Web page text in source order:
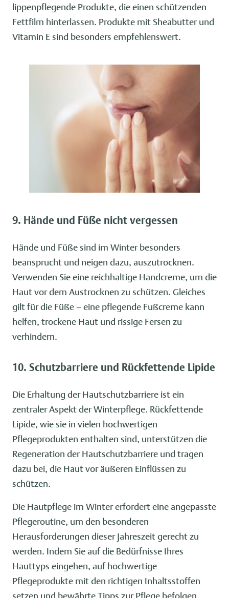
lippenpflegende Produkte, die einen schützenden
Fettfilm hinterlassen. Produkte mit Sheabutter und
Vitamin E sind besonders empfehlenswert.
9. Hände und Füße nicht vergessen
Hände und Füße sind im Winter besonders
beansprucht und neigen dazu, auszutrocknen.
Verwenden Sie eine reichhaltige Handcreme, um die
Haut vor dem Austrocknen zu schützen. Gleiches
gilt für die Füße – eine pflegende Fußcreme kann
helfen, trockene Haut und rissige Fersen zu
verhindern.
10. Schutzbarriere und Rückfettende Lipide
Die Erhaltung der Hautschutzbarriere ist ein
zentraler Aspekt der Winterpflege. Rückfettende
Lipide, wie sie in vielen hochwertigen
Pflegeprodukten enthalten sind, unterstützen die
Regeneration der Hautschutzbarriere und tragen
dazu bei, die Haut vor äußeren Einflüssen zu
schützen.
Die Hautpflege im Winter erfordert eine angepasste
Pflegeroutine, um den besonderen
Herausforderungen dieser Jahreszeit gerecht zu
werden. Indem Sie auf die Bedürfnisse Ihres
Hauttyps eingehen, auf hochwertige
Pflegeprodukte mit den richtigen Inhaltsstoffen
setzen und bewährte Tipps zur Pflege befolgen,